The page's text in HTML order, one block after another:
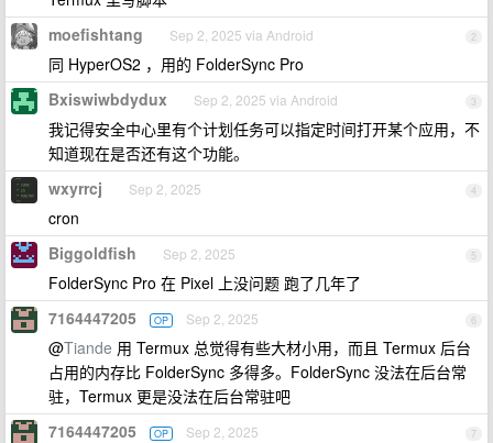
2
moefishtang Sep 2, 2025 via Android
同 HyperOS2 ，用的 FolderSync Pro
3
Bxiswiwbdydux Sep 2, 2025 via Android
我记得安全中心里有个计划任务可以指定时间打开某个应用，不
知道现在是否还有这个功能。
4
wxyrrcj Sep 2, 2025
cron
5
Biggoldfish Sep 2, 2025
FolderSync Pro 在 Pixel 上没问题 跑了几年了
6
7164447205 OP Sep 2, 2025
@Tiande 用 Termux 总觉得有些大材小用，而且 Termux 后台
占用的内存比 FolderSync 多得多。FolderSync 没法在后台常
驻，Termux 更是没法在后台常驻吧
7
7164447205 OP Sep 2, 2025